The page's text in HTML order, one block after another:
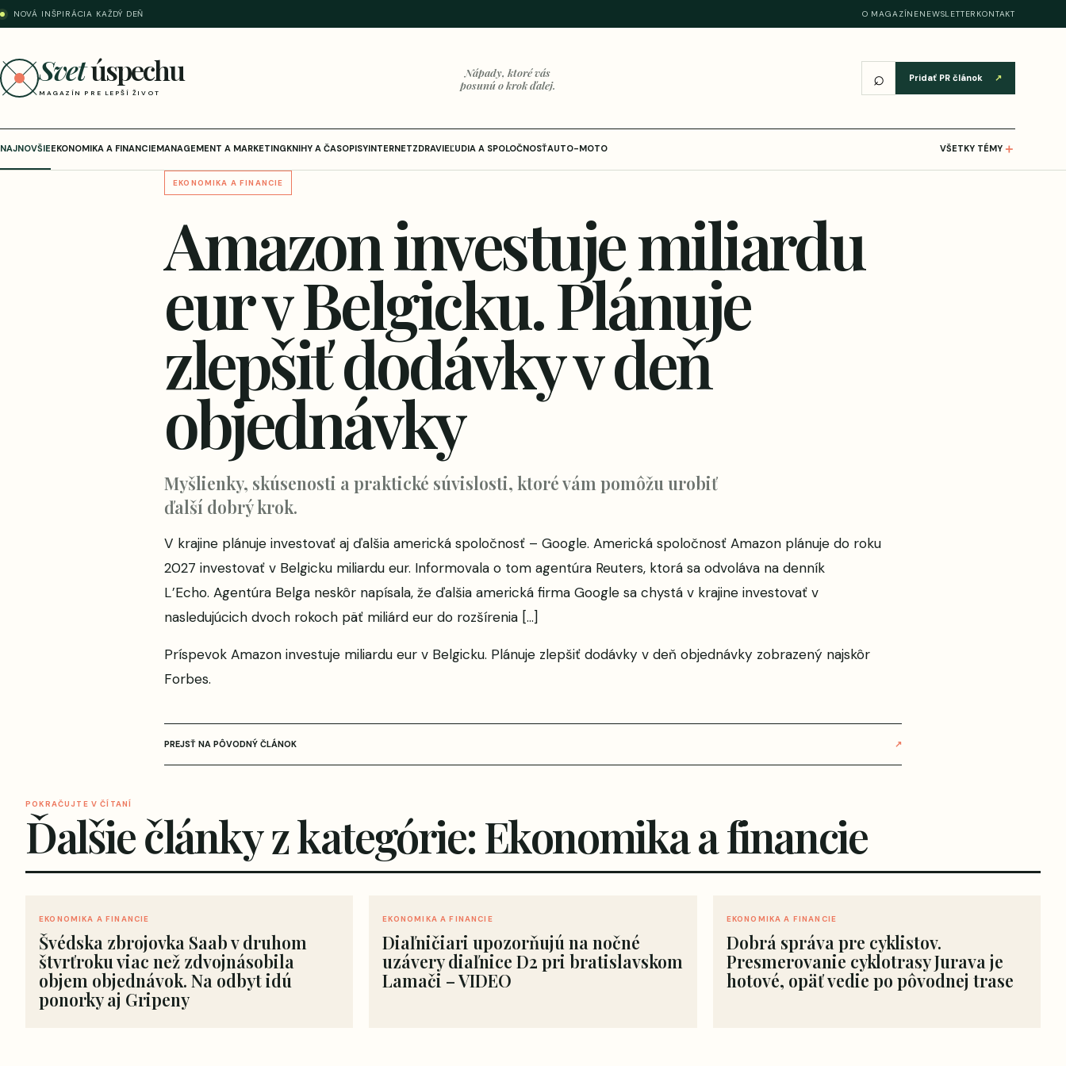
NOVÁ INŠPIRÁCIA KAŽDÝ DEŇ O MAGAZÍNENEWSLETTER KONTAKT
Svetúspechu
MAGAZÍN PRE LEPŠÍ ŽIVOT
Nápady, ktoré vás
posunú o krok ďalej.
⌕ Pridať PR článok ↗
NAJNOVŠIEEKONOMIKA A FINANCIEMANAGEMENT A MARKETINGKNIHY A ČASOPISYINTERNETZDRAVIEĽUDIA A SPOLOČNOSŤAUTO-MOTO VŠETKY TÉMY ＋
EKONOMIKA A FINANCIE
Amazon investuje miliardu
eur v Belgicku. Plánuje
zlepšiť dodávky v deň
objednávky
Myšlienky, skúsenosti a praktické súvislosti, ktoré vám pomôžu urobiť
ďalší dobrý krok.
V krajine plánuje investovať aj ďalšia americká spoločnosť – Google. Americká spoločnosť Amazon plánuje do roku
2027 investovať v Belgicku miliardu eur. Informovala o tom agentúra Reuters, ktorá sa odvoláva na denník
L’Echo. Agentúra Belga neskôr napísala, že ďalšia americká firma Google sa chystá v krajine investovať v
nasledujúcich dvoch rokoch päť miliárd eur do rozšírenia […]
Príspevok Amazon investuje miliardu eur v Belgicku. Plánuje zlepšiť dodávky v deň objednávky zobrazený najskôr
Forbes.
PREJSŤ NA PÔVODNÝ ČLÁNOK ↗
POKRAČUJTE V ČÍTANÍ
Ďalšie články z kategórie: Ekonomika a financie
EKONOMIKA A FINANCIE
Švédska zbrojovka Saab v druhom
štvrťroku viac než zdvojnásobila
objem objednávok. Na odbyt idú
ponorky aj Gripeny
EKONOMIKA A FINANCIE
Diaľničiari upozorňujú na nočné
uzávery diaľnice D2 pri bratislavskom
Lamači – VIDEO
EKONOMIKA A FINANCIE
Dobrá správa pre cyklistov.
Presmerovanie cyklotrasy Jurava je
hotové, opäť vedie po pôvodnej trase